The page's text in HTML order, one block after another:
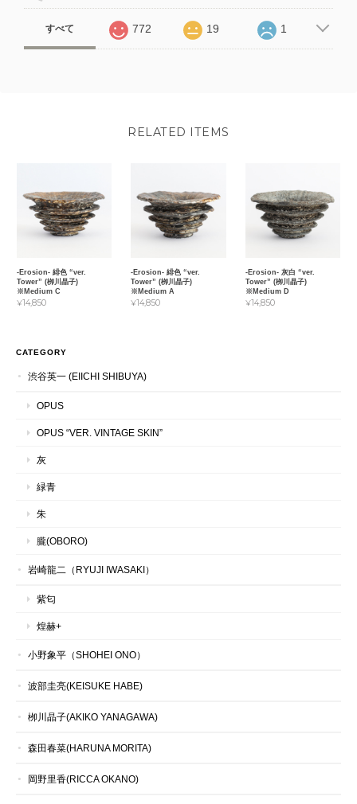
すべて 772 19 1
RELATED ITEMS
-Erosion- 緋色 “ver.
Tower” (栁川晶子)
※Medium C
¥14,850
-Erosion- 緋色 “ver.
Tower” (栁川晶子)
※Medium A
¥14,850
-Erosion- 灰白 “ver.
Tower” (栁川晶子)
※Medium D
¥14,850
CATEGORY
渋谷英一 (EIICHI SHIBUYA)
OPUS
OPUS “VER. VINTAGE SKIN”
灰
緑青
朱
朧(OBORO)
岩崎龍二（RYUJI IWASAKI）
紫匂
煌赫+
小野象平（SHOHEI ONO）
波部圭亮(KEISUKE HABE)
栁川晶子(AKIKO YANAGAWA)
森田春菜(HARUNA MORITA)
岡野里香(RICCA OKANO)